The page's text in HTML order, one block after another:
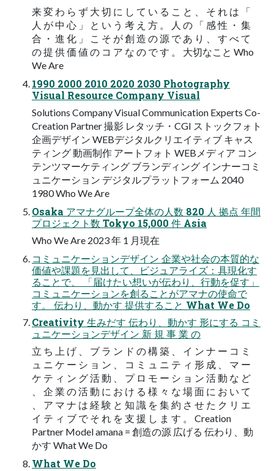
来 変 わ ら ず ⼤ 切 に し て い る こ と 、 そ れ は 「
⼈ が 中 ⼼ 」 と い う 考 え ⽅ 。 ⼈ の 「 感 性 ・ 集
合 ・ 進 化 」 こ そ が 創 造 の 源 で あ り 、 す べ て
の 提 供 価 値 の コ ア な の で す 。 ⼤切なこと Who
We Are
1990 2000 2010 2020 2030 Photography
Visual Resource Company Visual
Solutions Company Visual Communication Experts Co-
Creation Partner 撮影 レタッチ・CGI ストックフォト
企画デザイン WEBデジタルクリエイティブ キャス
ティング 動画制作 アートフォト WEBメディア コン
テンツマーケティング ブランディング インナーコミ
ュニケーション デジタルプラットフォーム 2040
1980 Who We Are
Osaka アマナグループ全体の⼈数 820 ⼈ 拠点 年間
プロジェクト数 Tokyo 15,000 件 Asia
Who We Are 2023 年 1 ⽉現在
コミュニケーションデザイン 企業や社会の本質的な
価値や課題を⾒出して、ビジュアライズ：具現化す
ることで、 「届けたい想いが伝わり、⾏動を促す」
コミュニケーションを創ることがアマナの使命で
す。 伝わり、動かす 提供すること What We Do
Creativity ⽣みだす 伝わり、動かす 形にする コミ
ュニケーションデザイン 新 規 事 業 の
⽴ ち 上 げ 、 ブ ラ ン ド の 構 築 、 イ ン ナ ー コ ミ
ュ ニ ケ ー シ ョ ン 、 コ ミ ュ ニ テ ィ 形 成 、 マ ー
ケ テ ィ ン グ 活 動 、 プ ロ モ ー シ ョ ン 活 動 な ど
、 企 業 の 活 動 に お け る 様 々 な 場 ⾯ に お い て
、 ア マ ナ は 経 験 と 知 識 を 集 約 さ せ た ク リ エ
イ テ ィ ブ で そ れ を ⽀ 援 し ま す 。 Creation
Partner Model amana = 創造の源 広げる 伝わり、動
かす What We Do
What We Do